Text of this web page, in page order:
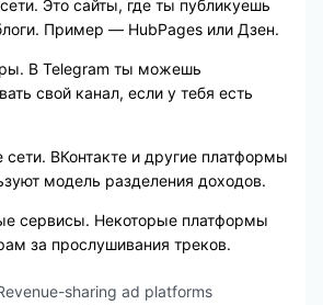
Это сайты, где ты публикуешь
Пример — HubPages или Дзен.
В Telegram ты можешь
свой канал, если у тебя есть
ВКонтакте и другие платформы
модель разделения доходов.
сервисы. Некоторые платформы
за прослушивания треков.
sharing ad platforms